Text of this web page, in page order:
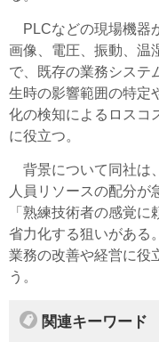
PLCなどの現場機器
画像、電圧、振動、温
で、既存の業務システ
生時の影響範囲の特定
化の検知によるロスコ
に役立つ。
背景について同社は
人員リソースの配分が
「熟練技術者の感覚
省力化する狙いがある
業務の改善や経営に役
う。
関連キーワード